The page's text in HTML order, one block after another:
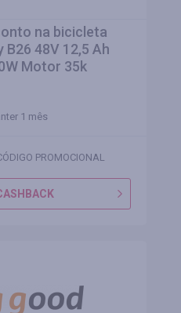
na bicicleta
48V 12,5 Ah
Motor 35k
1 mês
PROMOCIONAL